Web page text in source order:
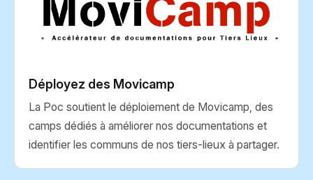
Déployez des Movicamp
La Poc soutient le déploiement de Movicamp, des
camps dédiés à améliorer nos documentations et
identifier les communs de nos tiers-lieux à partager.